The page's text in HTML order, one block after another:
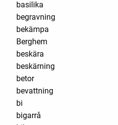
basilika
begravning
bekämpa
Berghem
beskära
beskärning
betor
bevattning
bi
bigarrå